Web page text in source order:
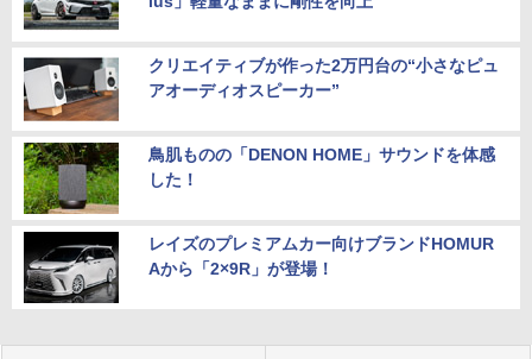
クリエイティブが作った2万円台の“小さなピュ
アオーディオスピーカー”
鳥肌ものの「DENON HOME」サウンドを体感
した！
レイズのプレミアムカー向けブランドHOMUR
Aから「2×9R」が登場！